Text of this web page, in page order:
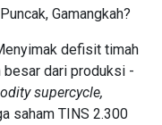
defisit timah
dari produksi -
supercycle,
saham TINS 2.300